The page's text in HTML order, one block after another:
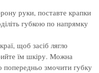
руки, поставте крапки
губкою по напрямку
щоб засіб лягло
їм шкіру. Можна
попередньо змочити губку